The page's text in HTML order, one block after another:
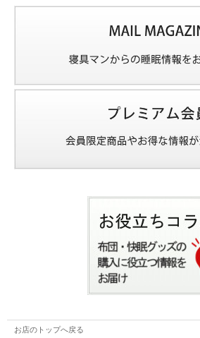
お店のトップへ戻る